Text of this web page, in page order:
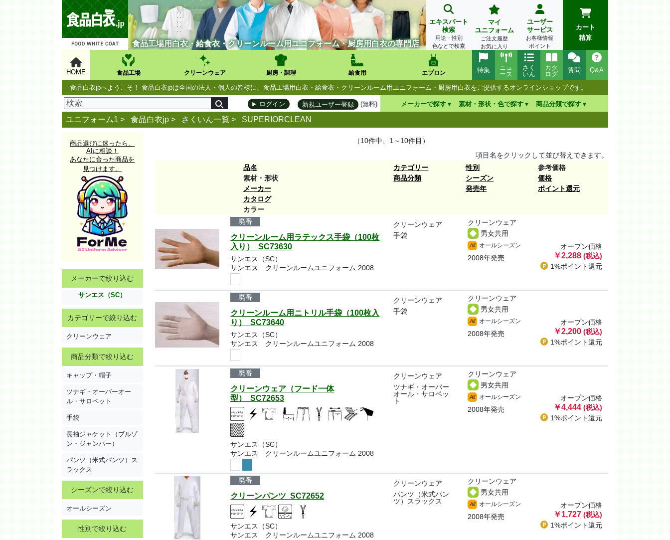
食品工場用白衣・給食衣・クリーンルーム用ユニフォーム・厨房用白衣の専門店
エキスパート
検索
用途・性別
色などで検索
マイ
ユニフォーム
ご注文履歴
お気に入り
ユーザー
サービス
お客様情報
ポイント
カート
精算
HOME 食品工場 クリーンウェア 厨房・調理 給食用 エプロン Q&A
質問
カタ
ログ
さく
いん
ニュ
ース
特集
食品白衣jpへようこそ！ 食品白衣jpは全国の法人・個人の皆様に、食品工場用白衣・給食衣・クリーンルーム用ユニフォーム・厨房用白衣をご提供するオンラインショップです。
ログイン 新規ユーザー登録 (無料) メーカーで探す 素材・形状・色で探す 商品分類で探す
ユニフォーム1 > 食品白衣jp > さくいん一覧 > SUPERIORCLEAN
商品選びに迷ったら、
AIに相談！
あなたに合った商品を
見つけます。
メーカーで絞り込む
サンエス（SC）
カテゴリーで絞り込む
クリーンウェア
商品分類で絞り込む
キャップ・帽子
ツナギ・オーバーオー
ル・サロペット
手袋
長袖ジャケット（ブルゾ
ン・ジャンパー）
パンツ（米式パンツ）ス
ラックス
シーズンで絞り込む
オールシーズン
性別で絞り込む
（10件中、1～10件目）
項目名をクリックして並び替えできます。
品名
素材・形状
メーカー
カタログ
カラー
カテゴリー
商品分類
性別
シーズン
発売年
参考価格
価格
ポイント還元
廃番
クリーンルーム用ラテックス手袋（100枚
入り） SC73630
サンエス（SC）
サンエス クリーンルームユニフォーム 2008
クリーンウェア
手袋
クリーンウェア
男女共用
All オールシーズン
2008年発売
オープン価格
￥2,288 (税込)
1%ポイント還元
廃番
クリーンルーム用ニトリル手袋（100枚入
り） SC73640
サンエス（SC）
サンエス クリーンルームユニフォーム 2008
クリーンウェア
手袋
クリーンウェア
男女共用
All オールシーズン
2008年発売
オープン価格
￥2,200 (税込)
1%ポイント還元
廃番
クリーンウェア（フード一体
型） SC72653
サンエス（SC）
サンエス クリーンルームユニフォーム 2008
クリーンウェア
ツナギ・オーバー
オール・サロペッ
ト
クリーンウェア
男女共用
All オールシーズン
2008年発売
オープン価格
￥4,444 (税込)
1%ポイント還元
廃番
クリーンパンツ SC72652
サンエス（SC）
サンエス クリーンルームユニフォーム 2008
クリーンウェア
パンツ（米式パン
ツ）スラックス
クリーンウェア
男女共用
All オールシーズン
2008年発売
オープン価格
￥1,727 (税込)
1%ポイント還元